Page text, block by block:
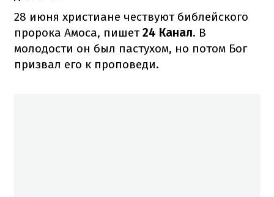
28 июня христиане чествуют библейского
пророка Амоса, пишет24 Канал. В
молодости он был пастухом, но потом Бог
призвал его к проповеди.